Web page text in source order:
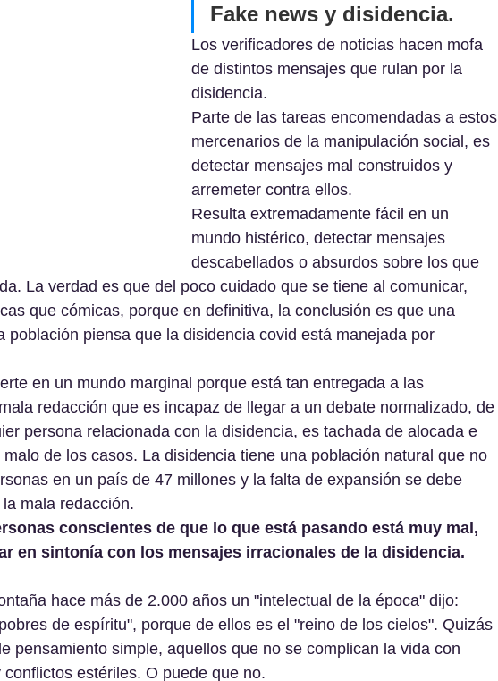
Fake news y disidencia.
Los verificadores de noticias hacen mofa
de distintos mensajes que rulan por la
disidencia.
Parte de las tareas encomendadas a estos
mercenarios de la manipulación social, es
detectar mensajes mal construidos y
arremeter contra ellos.
Resulta extremadamente fácil en un
mundo histérico, detectar mensajes
descabellados o absurdos sobre los que
La verdad es que del poco cuidado que se tiene al comunicar,
que cómicas, porque en definitiva, la conclusión es que una
población piensa que la disidencia covid está manejada por
en un mundo marginal porque está tan entregada a las
redacción que es incapaz de llegar a un debate normalizado, de
persona relacionada con la disidencia, es tachada de alocada e
de los casos. La disidencia tiene una población natural que no
en un país de 47 millones y la falta de expansión se debe
mala redacción.
conscientes de que lo que está pasando está muy mal,
en sintonía con los mensajes irracionales de la disidencia.
hace más de 2.000 años un "intelectual de la época" dijo:
de espíritu", porque de ellos es el "reino de los cielos". Quizás
pensamiento simple, aquellos que no se complican la vida con
estériles. O puede que no.